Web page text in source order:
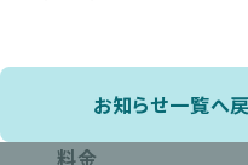
お知らせ一覧へ
料金